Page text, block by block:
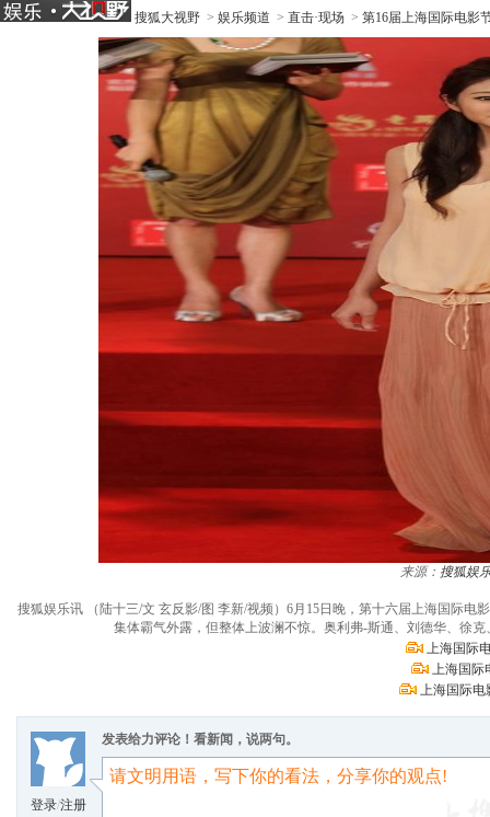
搜狐大视野 > 娱乐频道 > 直击·现场 > 第16届上海国际电影
来源： 搜狐娱
搜狐娱乐讯 （陆十三/文 玄反影/图 李新/视频）6月15日晚，第十六届上海国际
集体霸气外露，但整体上波澜不惊。奥利弗-斯通、刘德华、徐
上海国际
上海国际
上海国际电
登录/注册
发表给力评论！看新闻，说两句。